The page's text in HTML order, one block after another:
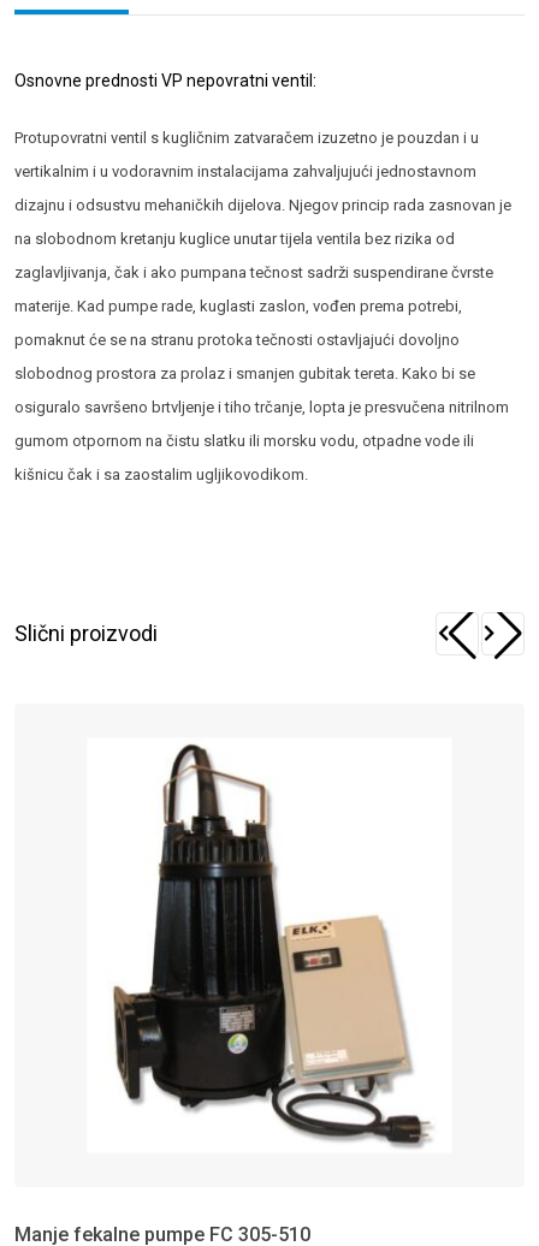
Osnovne prednosti VP nepovratni ventil:
Protupovratni ventil s kugličnim zatvaračem izuzetno je pouzdan i u
vertikalnim i u vodoravnim instalacijama zahvaljujući jednostavnom
dizajnu i odsustvu mehaničkih dijelova. Njegov princip rada zasnovan je
na slobodnom kretanju kuglice unutar tijela ventila bez rizika od
zaglavljivanja, čak i ako pumpana tečnost sadrži suspendirane čvrste
materije. Kad pumpe rade, kuglasti zaslon, vođen prema potrebi,
pomaknut će se na stranu protoka tečnosti ostavljajući dovoljno
slobodnog prostora za prolaz i smanjen gubitak tereta. Kako bi se
osiguralo savršeno brtvljenje i tiho trčanje, lopta je presvučena nitrilnom
gumom otpornom na čistu slatku ili morsku vodu, otpadne vode ili
kišnicu čak i sa zaostalim ugljikovodikom.
Slični proizvodi
Manje fekalne pumpe FC 305-510